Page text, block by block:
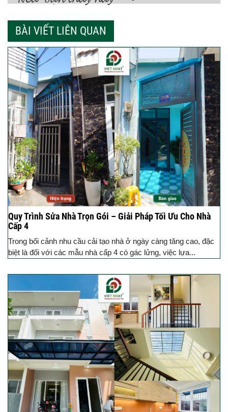
BÀI VIẾT LIÊN QUAN
Quy Trình Sửa Nhà Trọn Gói – Giải Pháp Tối Ưu Cho Nhà
Cấp 4
Trong bối cảnh nhu cầu cải tạo nhà ở ngày càng tăng cao, đặc
biệt là đối với các mẫu nhà cấp 4 có gác lửng, việc lựa...